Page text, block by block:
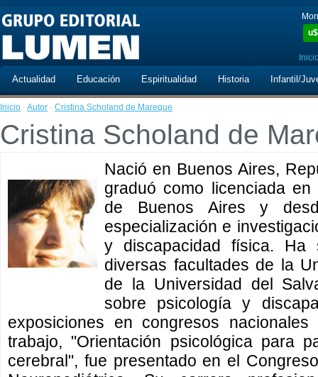
u$
Actualidad Educación Espiritualidad Historia Infantil/
Inicio · Autor · Cristina Scholand de Mareque
Cristina Scholand de
Nació en Buenos Aires,
graduó como licenciada
de Buenos Aires y
especialización e
y discapacidad física. Ha
diversas facultades de la
de la Universidad del
sobre psicología y
exposiciones en congresos
trabajo, "Orientación psicológica para
cerebral", fue presentado en el